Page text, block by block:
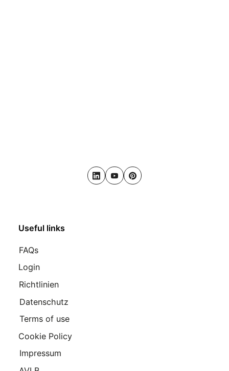
LinkedInYoutubePinterest
Useful links
FAQs
Login
Richtlinien
Datenschutz
Terms of use
Cookie Policy
Impressum